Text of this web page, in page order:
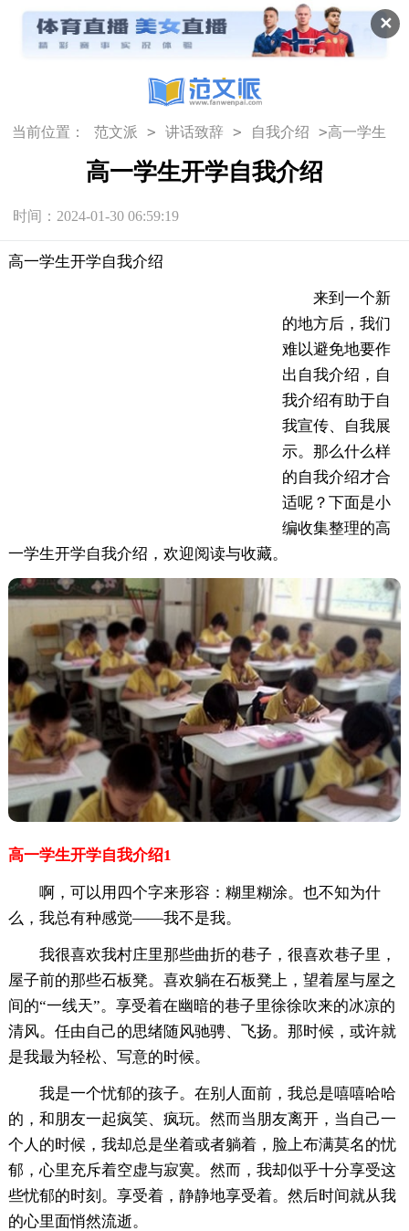
✕
当前位置： 范文派 > 讲话致辞 > 自我介绍 >高一学生
开学自我介绍高一学生开学自我介绍
时间：2024-01-30 06:59:19
高一学生开学自我介绍
来到一个新
的地方后，我们
难以避免地要作
出自我介绍，自
我介绍有助于自
我宣传、自我展
示。那么什么样
的自我介绍才合
适呢？下面是小
编收集整理的高
一学生开学自我介绍，欢迎阅读与收藏。
高一学生开学自我介绍1
啊，可以用四个字来形容：糊里糊涂。也不知为什
么，我总有种感觉——我不是我。
我很喜欢我村庄里那些曲折的巷子，很喜欢巷子里，
屋子前的那些石板凳。喜欢躺在石板凳上，望着屋与屋之
间的“一线天”。享受着在幽暗的巷子里徐徐吹来的冰凉的
清风。任由自己的思绪随风驰骋、飞扬。那时候，或许就
是我最为轻松、写意的时候。
我是一个忧郁的孩子。在别人面前，我总是嘻嘻哈哈
的，和朋友一起疯笑、疯玩。然而当朋友离开，当自己一
个人的时候，我却总是坐着或者躺着，脸上布满莫名的忧
郁，心里充斥着空虚与寂寞。然而，我却似乎十分享受这
些忧郁的时刻。享受着，静静地享受着。然后时间就从我
的心里面悄然流逝。